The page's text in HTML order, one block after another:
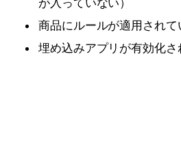
が入っていない）
商品にルールが適用されて
埋め込みアプリが有効化さ